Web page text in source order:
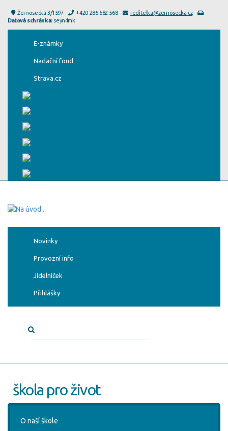
Žernosecká 3/1597 +420 286 582 568
reditelka@zernosecka.cz
Datová schránka:seyn4mk
E-známky
Nadační fond
Strava.cz
Novinky
Provozní info
Jídelníček
Přihlášky
škola pro život
O naší škole